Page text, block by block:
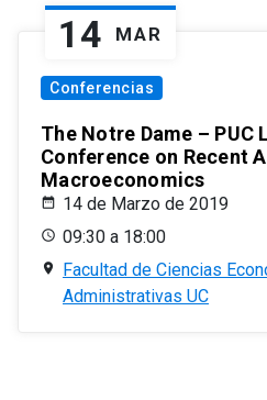
14 MAR
Conferencias
The Notre Dame – PUC
Conference on Recent
Macroeconomics
14 de Marzo de 2019
09:30 a 18:00
Facultad de Ciencias
Administrativas UC